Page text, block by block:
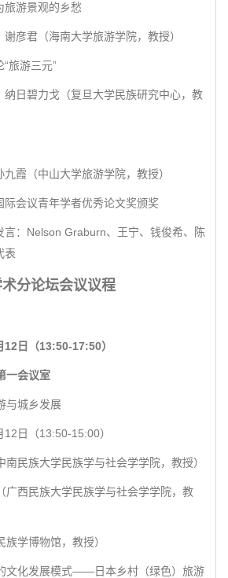
游景观的乡愁
君（海南大学旅游学院，教授）
游三元”
日碧力戈（复旦大学民族研究中心，教
（中山大学旅游学院，教授）
会议青年学者优秀论文奖颁奖
：Nelson Graburn、王宁、钱俊希、陈
表
术分论坛会议议程
日（13:50-17:50）
会议室
城乡发展
日（13:50-15:00）
民族大学民族学与社会学学院，教授）
西民族大学民族学与社会学学院，教
学博物馆，教授）
化发展模式——日本乡村（绿色）旅游